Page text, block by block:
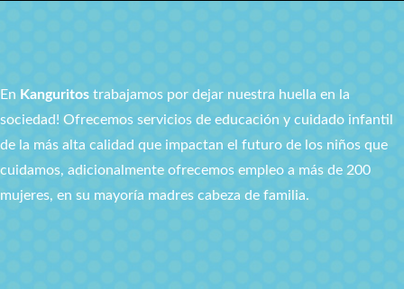
En Kanguritos trabajamos por dejar nuestra huella en la
sociedad! Ofrecemos servicios de educación y cuidado infantil
de la más alta calidad que impactan el futuro de los niños que
cuidamos, adicionalmente ofrecemos empleo a más de 200
mujeres, en su mayoría madres cabeza de familia.